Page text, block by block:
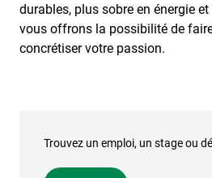
durables, plus sobre en énergie
vous offrons la possibilité de
concrétiser votre passion.
Trouvez un emploi, un stage ou